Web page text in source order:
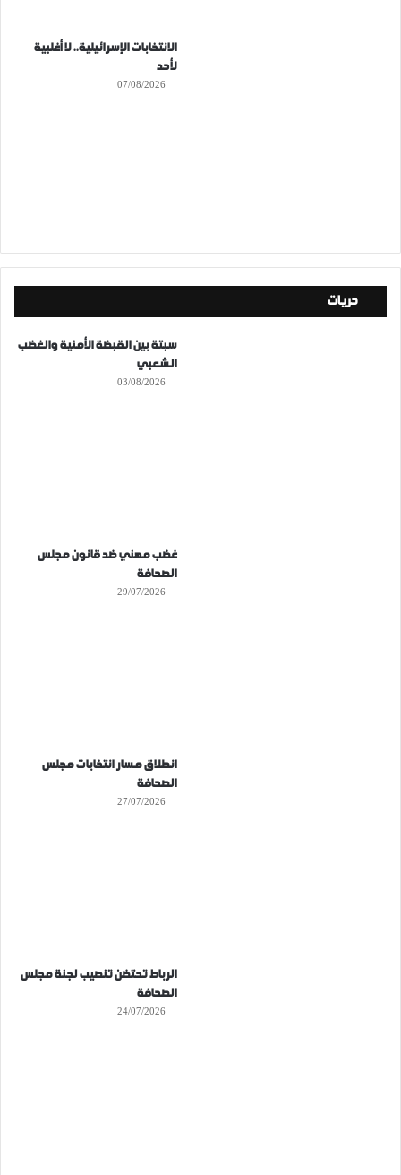
الانتخابات الإسرائيلية.. لا أغلبية
لأحد
07/08/2026
حريات
سبتة بين القبضة الأمنية والغضب
الشعبي
03/08/2026
غضب مهني ضد قانون مجلس
الصحافة
29/07/2026
انطلاق مسار انتخابات مجلس
الصحافة
27/07/2026
الرباط تحتضن تنصيب لجنة مجلس
الصحافة
24/07/2026